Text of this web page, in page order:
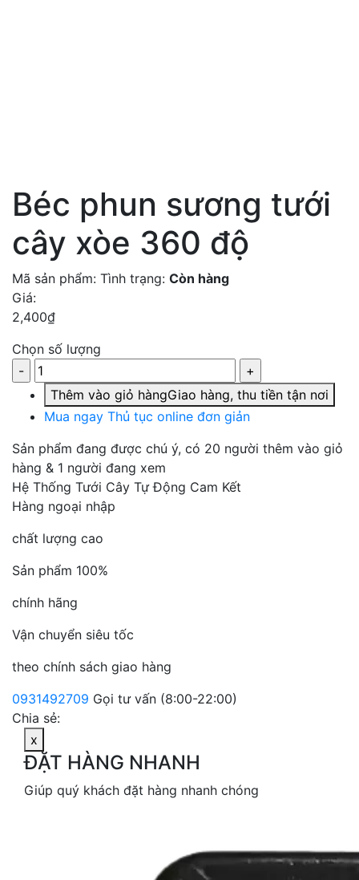
Béc phun sương tưới
cây xòe 360 độ
Mã sản phẩm: Tình trạng: Còn hàng
Giá:
2,400₫
Chọn số lượng
Thêm vào giỏ hàngGiao hàng, thu tiền tận nơi
Mua ngay Thủ tục online đơn giản
Sản phẩm đang được chú ý, có 20 người thêm vào giỏ
hàng & 1 người đang xem
Hệ Thống Tưới Cây Tự Động Cam Kết
Hàng ngoại nhập
chất lượng cao
Sản phẩm 100%
chính hãng
Vận chuyển siêu tốc
theo chính sách giao hàng
0931492709 Gọi tư vấn (8:00-22:00)
Chia sẻ:
x
ĐẶT HÀNG NHANH
Giúp quý khách đặt hàng nhanh chóng